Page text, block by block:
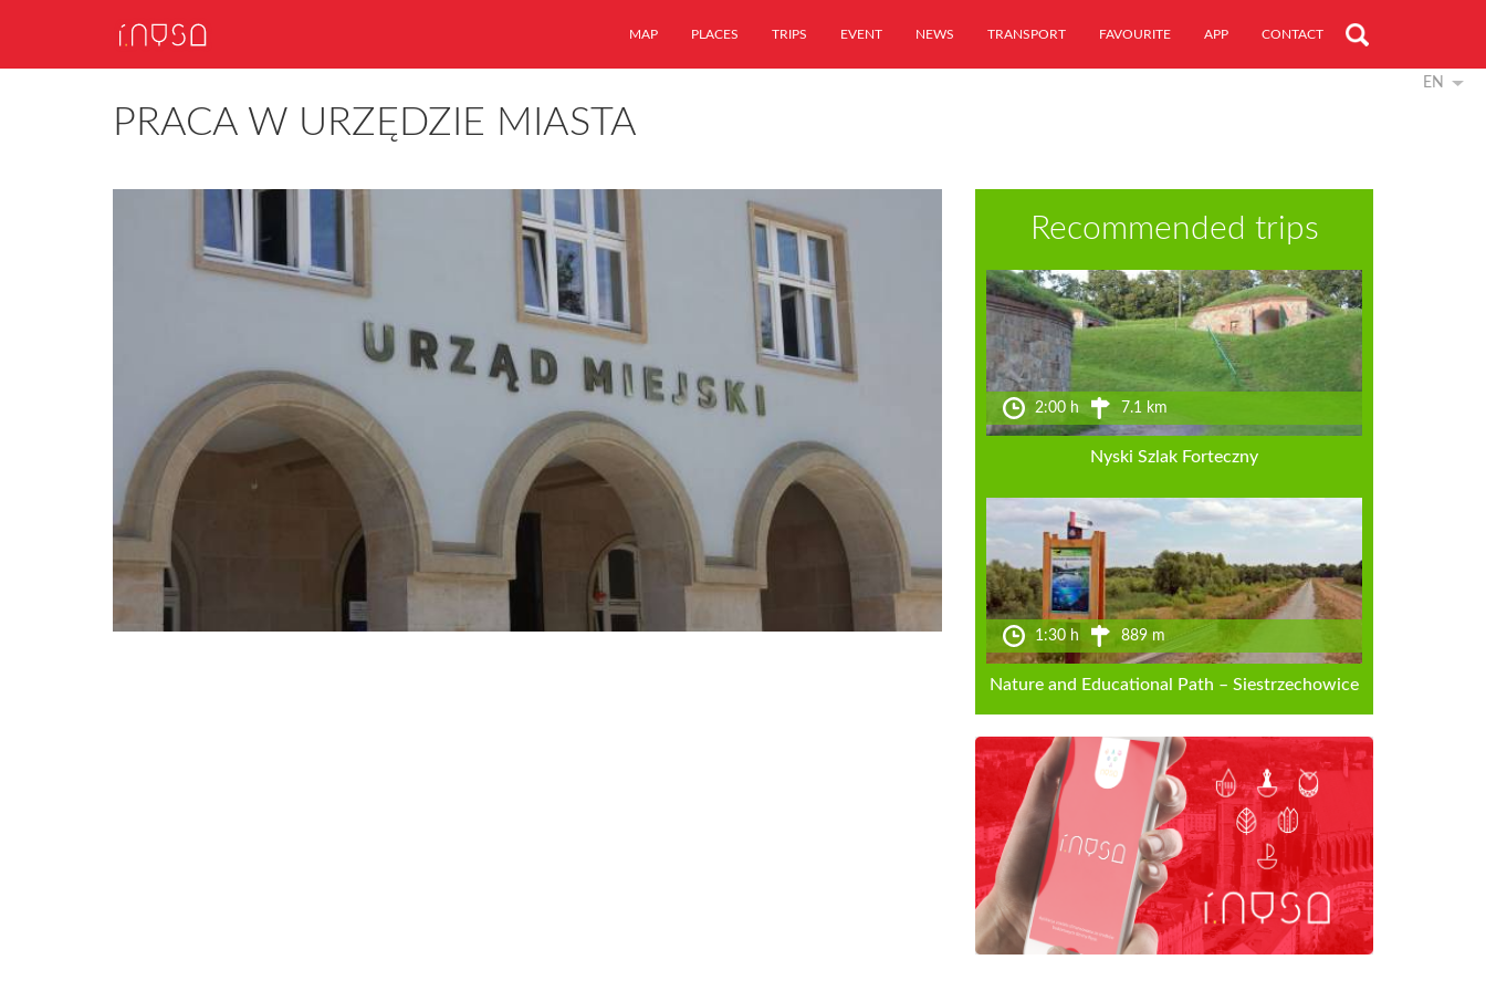
MAP PLACES TRIPS EVENT NEWS TRANSPORT FAVOURITE APP CONTACT
EN
PRACA W URZĘDZIE MIASTA
Recommended trips
2:00 h 7.1 km
Nyski Szlak Forteczny
1:30 h 889 m
Nature and Educational Path – Siestrzechowice